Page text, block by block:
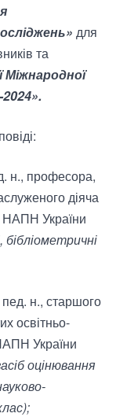
для
та
Міжнародної
н., професора,
діяча
НАПН України
пед. н., старшого
освітньо-
України
оцінювання